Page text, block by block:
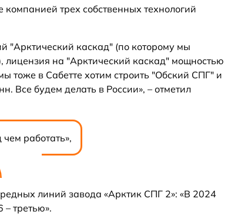
трех собственных технологий
"Арктический каскад" (по которому мы
на "Арктический каскад" мощностью
тоже в Сабетте хотим строить "Обский СПГ" и
Все будем делать в России», – отметил
чем работать»,
линий завода «Арктик СПГ 2»: «В 2024
третью».